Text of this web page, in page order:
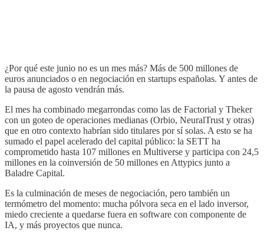
¿Por qué este junio no es un mes más? Más de 500 millones de
euros anunciados o en negociación en startups españolas. Y antes de
la pausa de agosto vendrán más.
El mes ha combinado megarrondas como las de Factorial y Theker
con un goteo de operaciones medianas (Orbio, NeuralTrust y otras)
que en otro contexto habrían sido titulares por sí solas. A esto se ha
sumado el papel acelerado del capital público: la SETT ha
comprometido hasta 107 millones en Multiverse y participa con 24,5
millones en la coinversión de 50 millones en Attypics junto a
Baladre Capital.
Es la culminación de meses de negociación, pero también un
termómetro del momento: mucha pólvora seca en el lado inversor,
miedo creciente a quedarse fuera en software con componente de
IA, y más proyectos que nunca.